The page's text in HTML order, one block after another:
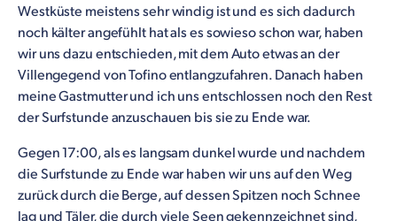
Westküste meistens sehr windig ist und es sich dadurch
noch kälter angefühlt hat als es sowieso schon war, haben
wir uns dazu entschieden, mit dem Auto etwas an der
Villengegend von Tofino entlangzufahren. Danach haben
meine Gastmutter und ich uns entschlossen noch den Rest
der Surfstunde anzuschauen bis sie zu Ende war.
Gegen 17:00, als es langsam dunkel wurde und nachdem
die Surfstunde zu Ende war haben wir uns auf den Weg
zurück durch die Berge, auf dessen Spitzen noch Schnee
lag und Täler, die durch viele Seen gekennzeichnet sind,